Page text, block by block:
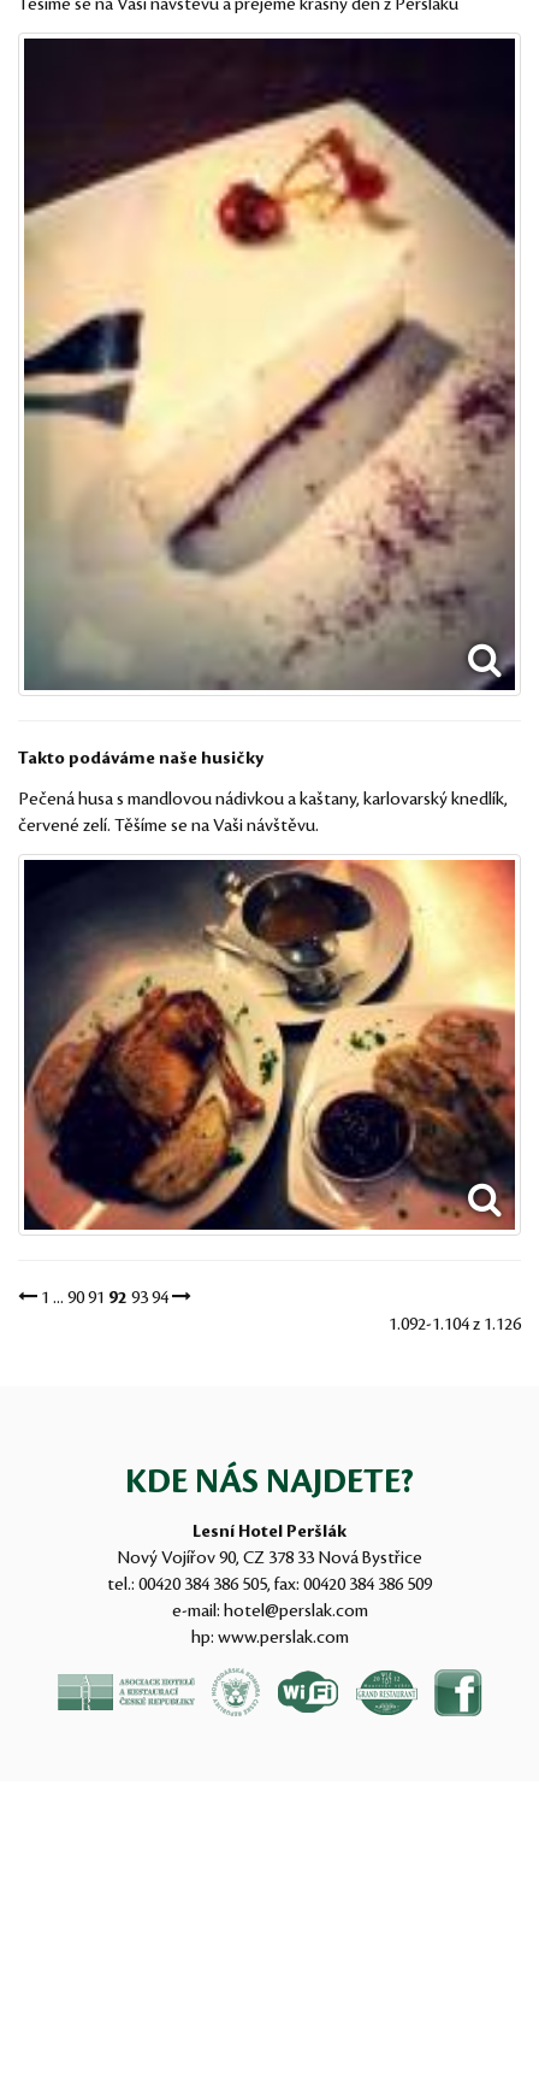
Těšíme se na Vaši návštěvu a přejeme krásný den z Peršláku
Takto podáváme naše husičky
Pečená husa s mandlovou nádivkou a kaštany, karlovarský knedlík,
červené zelí. Těšíme se na Vaši návštěvu.
1 ... 9091 92 9394
1.092-1.104 z 1.126
KDE NÁS NAJDETE?
Lesní Hotel Peršlák
Nový Vojířov 90, CZ 378 33 Nová Bystřice
tel.: 00420 384 386 505, fax: 00420 384 386 509
e-mail: hotel@perslak.com
hp: www.perslak.com